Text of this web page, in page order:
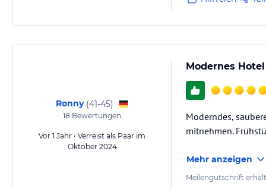
Ronny (41-45)
18 Bewertungen
Vor 1 Jahr • Verreist als Paar im
Oktober 2024
Modernes
Moderndes,
mitnehmen.
Mehr anzeigen
Meilengutschrift